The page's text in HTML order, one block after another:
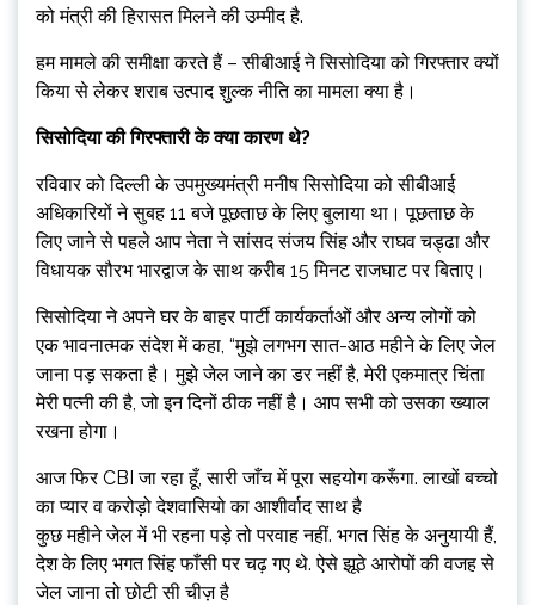
को मंत्री की हिरासत मिलने की उम्मीद है.
हम मामले की समीक्षा करते हैं – सीबीआई ने सिसोदिया को गिरफ्तार क्यों
किया से लेकर शराब उत्पाद शुल्क नीति का मामला क्या है।
सिसोदिया की गिरफ्तारी के क्या कारण थे?
रविवार को दिल्ली के उपमुख्यमंत्री मनीष सिसोदिया को सीबीआई
अधिकारियों ने सुबह 11 बजे पूछताछ के लिए बुलाया था। पूछताछ के
लिए जाने से पहले आप नेता ने सांसद संजय सिंह और राघव चड्ढा और
विधायक सौरभ भारद्वाज के साथ करीब 15 मिनट राजघाट पर बिताए।
सिसोदिया ने अपने घर के बाहर पार्टी कार्यकर्ताओं और अन्य लोगों को
एक भावनात्मक संदेश में कहा, “मुझे लगभग सात-आठ महीने के लिए जेल
जाना पड़ सकता है। मुझे जेल जाने का डर नहीं है, मेरी एकमात्र चिंता
मेरी पत्नी की है, जो इन दिनों ठीक नहीं है। आप सभी को उसका ख्याल
रखना होगा।
आज फिर CBI जा रहा हूँ, सारी जाँच में पूरा सहयोग करूँगा. लाखों बच्चो
का प्यार व करोड़ो देशवासियो का आशीर्वाद साथ है
कुछ महीने जेल में भी रहना पड़े तो परवाह नहीं. भगत सिंह के अनुयायी हैं,
देश के लिए भगत सिंह फाँसी पर चढ़ गए थे. ऐसे झूठे आरोपों की वजह से
जेल जाना तो छोटी सी चीज़ है